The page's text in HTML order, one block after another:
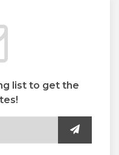
list to get the